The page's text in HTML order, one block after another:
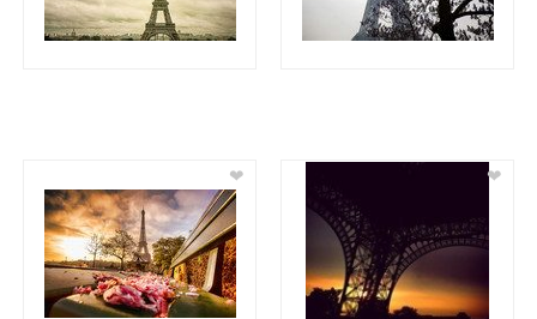
❤ ❤